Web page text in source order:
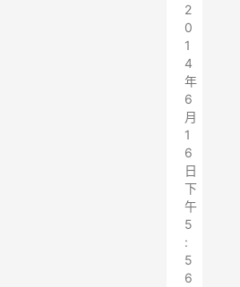
2
0
1
4
年
6
月
1
6
日
下
午
5
:
5
6